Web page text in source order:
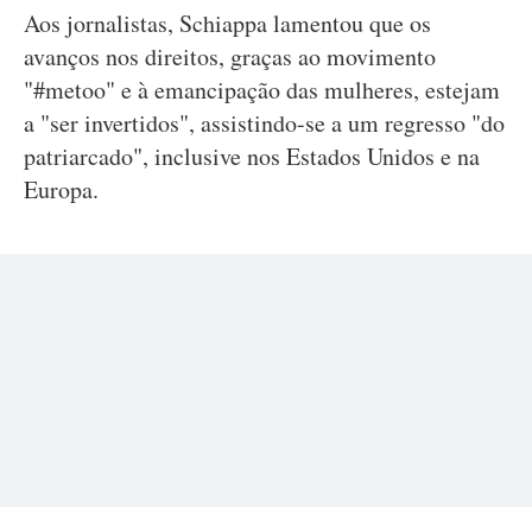
Aos jornalistas, Schiappa lamentou que os
avanços nos direitos, graças ao movimento
"#metoo" e à emancipação das mulheres, estejam
a "ser invertidos", assistindo-se a um regresso "do
patriarcado", inclusive nos Estados Unidos e na
Europa.